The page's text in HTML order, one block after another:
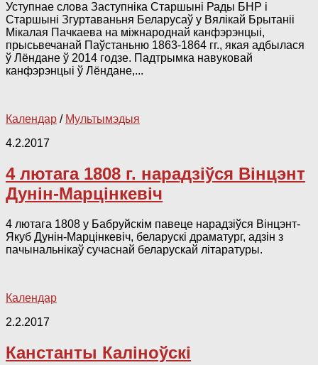
Уступнае слова Заступніка Старшыні Рады БНР і
Старшыні Згуртаваньня Беларусаў у Вялікай Брытаніі
Мікалая Пачкаева на міжнароднай канфэрэнцыі,
прысьвечанай Паўстаньню 1863-1864 гг., якая адбылася
ў Лёндане ў 2014 годзе. Падтрымка навуковай
канфэрэнцыі ў Лёндане,...
Календар / Мультымэдыя
4.2.2017
4 лютага 1808 г. нарадзіўся Вінцэнт
Дунін-Марцінкевіч
4 лютага 1808 у Бабруйскім павеце нарадзіўся Вінцэнт-
Якуб Дунін-Марцінкевіч, беларускі драматург, адзін з
пачынальнікаў сучаснай беларускай літаратуры.
Календар
2.2.2017
Канстанты Каліноўскі